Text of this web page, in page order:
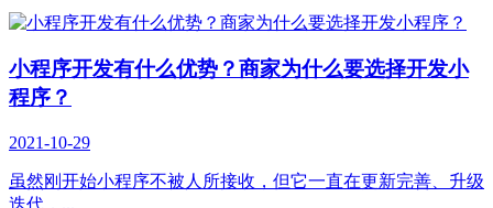
小程序开发有什么优势？商家为什么要选择开发小
程序？
2021-10-29
虽然刚开始小程序不被人所接收，但它一直在更新完善、升级